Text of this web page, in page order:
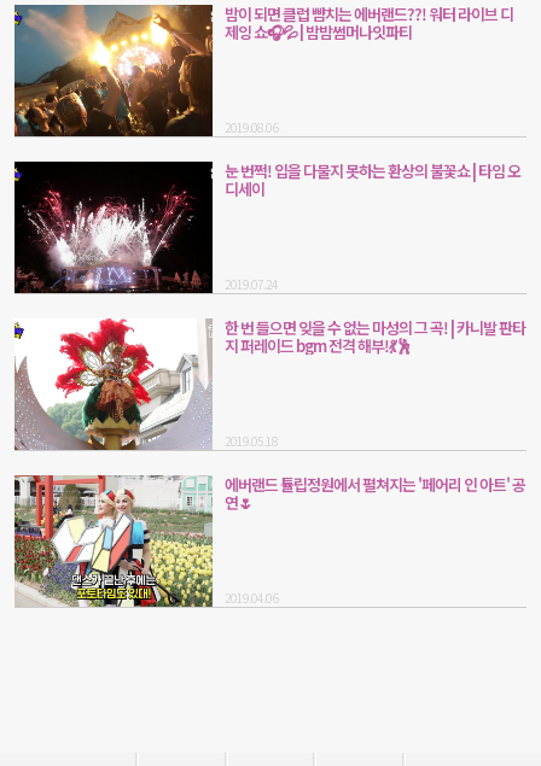
밤이 되면 클럽 뺨치는 에버랜드??! 워터 라이브 디
제잉 쇼🎧💦 | 밤밤썸머나잇파티
2019.08.06
눈 번쩍! 입을 다물지 못하는 환상의 불꽃쇼 | 타임 오
디세이
2019.07.24
한 번 들으면 잊을 수 없는 마성의 그 곡! | 카니발 판타
지 퍼레이드 bgm 전격 해부!💃🕺
2019.05.18
에버랜드 튤립정원에서 펼쳐지는 '페어리 인 아트' 공
연🌷
2019.04.06